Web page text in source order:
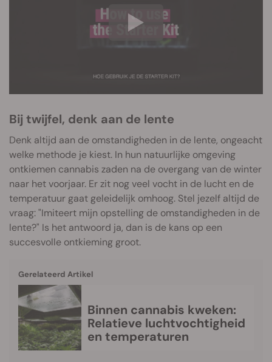
Bij twijfel, denk aan de lente
Denk altijd aan de omstandigheden in de lente, ongeacht
welke methode je kiest. In hun natuurlijke omgeving
ontkiemen cannabis zaden na de overgang van de winter
naar het voorjaar. Er zit nog veel vocht in de lucht en de
temperatuur gaat geleidelijk omhoog. Stel jezelf altijd de
vraag: "Imiteert mijn opstelling de omstandigheden in de
lente?" Is het antwoord ja, dan is de kans op een
succesvolle ontkieming groot.
Gerelateerd Artikel
Binnen cannabis kweken:
Relatieve luchtvochtigheid
en temperaturen